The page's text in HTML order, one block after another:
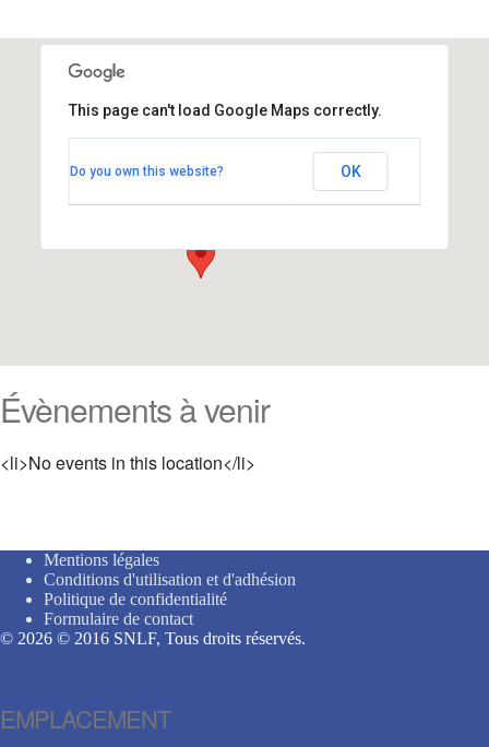
Amphitéâtre G
Campus Saint Martin d'Hérès - Grenoble
This page can't load Google Maps correctly.
Do you own this website? OK
Évènements à venir
<li>No events in this location</li>
Mentions légales
Conditions d'utilisation et d'adhésion
Politique de confidentialité
Formulaire de contact
© 2026 © 2016 SNLF, Tous droits réservés.
EMPLACEMENT